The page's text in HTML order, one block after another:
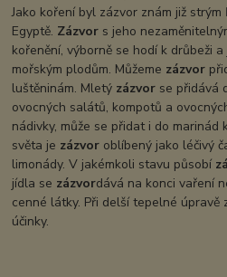
Jako koření byl zázvor znám již strým
Egyptě. Zázvor s jeho
kořenění, výborně se hodí k drůbeži a
mořským plodům. Můžeme zázvor
luštěninám. Mletý zázvor se přidává
ovocných salátů, kompotů a
nádivky, může se přidat i do marinád
světa je zázvor oblíbený jako léčivý
limonády. V jakémkoli stavu působí
jídla se zázvordává na konci vaření
cenné látky. Při delší tepelné úpravě
účinky.